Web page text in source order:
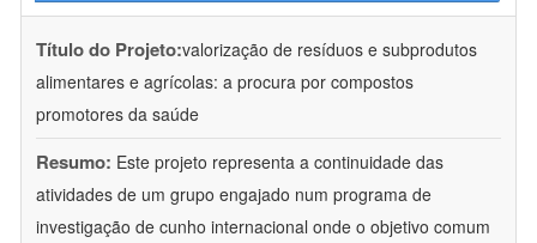
Título do Projeto:valorização de resíduos e subprodutos
alimentares e agrícolas: a procura por compostos
promotores da saúde
Resumo: Este projeto representa a continuidade das
atividades de um grupo engajado num programa de
investigação de cunho internacional onde o objetivo comum